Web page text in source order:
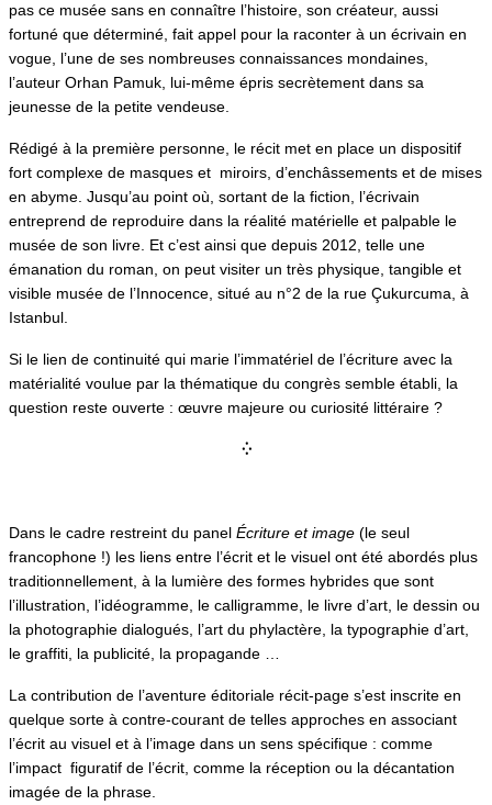
pas ce musée sans en connaître l’histoire, son créateur, aussi
fortuné que déterminé, fait appel pour la raconter à un écrivain en
vogue, l’une de ses nombreuses connaissances mondaines,
l’auteur Orhan Pamuk, lui-même épris secrètement dans sa
jeunesse de la petite vendeuse.
Rédigé à la première personne, le récit met en place un dispositif
fort complexe de masques et miroirs, d’enchâssements et de mises
en abyme. Jusqu’au point où, sortant de la fiction, l’écrivain
entreprend de reproduire dans la réalité matérielle et palpable le
musée de son livre. Et c’est ainsi que depuis 2012, telle une
émanation du roman, on peut visiter un très physique, tangible et
visible musée de l’Innocence, situé au n°2 de la rue Çukurcuma, à
Istanbul.
Si le lien de continuité qui marie l’immatériel de l’écriture avec la
matérialité voulue par la thématique du congrès semble établi, la
question reste ouverte : œuvre majeure ou curiosité littéraire ?
⁛
Dans le cadre restreint du panel Écriture et image (le seul
francophone !) les liens entre l’écrit et le visuel ont été abordés plus
traditionnellement, à la lumière des formes hybrides que sont
l’illustration, l’idéogramme, le calligramme, le livre d’art, le dessin ou
la photographie dialogués, l’art du phylactère, la typographie d’art,
le graffiti, la publicité, la propagande …
La contribution de l’aventure éditoriale récit-page s’est inscrite en
quelque sorte à contre-courant de telles approches en associant
l’écrit au visuel et à l’image dans un sens spécifique : comme
l’impact figuratif de l’écrit, comme la réception ou la décantation
imagée de la phrase.